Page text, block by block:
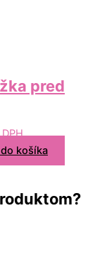
pred
košíka